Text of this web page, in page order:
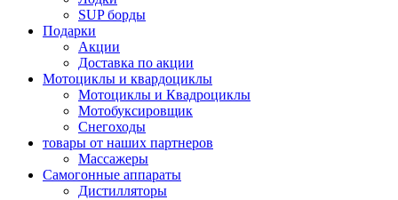
SUP борды
Подарки
Акции
Доставка по акции
Мотоциклы и квардоциклы
Мотоциклы и Квадроциклы
Мотобуксировщик
Снегоходы
товары от наших партнеров
Массажеры
Самогонные аппараты
Дистилляторы